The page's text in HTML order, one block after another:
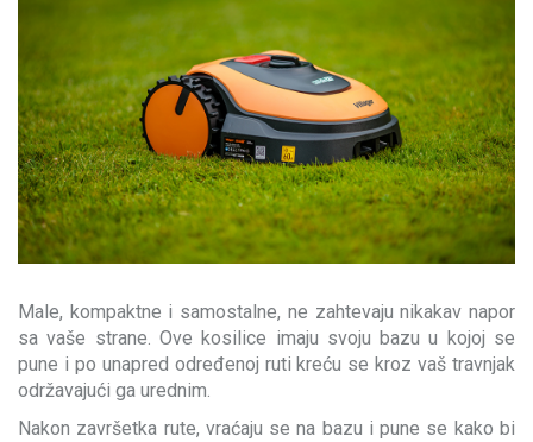
Male, kompaktne i samostalne, ne zahtevaju nikakav napor
sa vaše strane. Ove kosilice imaju svoju bazu u kojoj se
pune i po unapred određenoj ruti kreću se kroz vaš travnjak
održavajući ga urednim.
Nakon završetka rute, vraćaju se na bazu i pune se kako bi